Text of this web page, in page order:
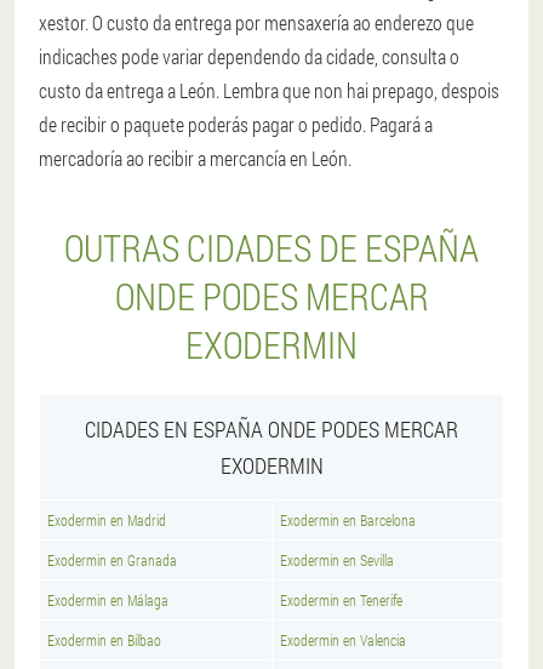
xestor. O custo da entrega por mensaxería ao enderezo que
indicaches pode variar dependendo da cidade, consulta o
custo da entrega a León. Lembra que non hai prepago, despois
de recibir o paquete poderás pagar o pedido. Pagará a
mercadoría ao recibir a mercancía en León.
OUTRAS CIDADES DE ESPAÑA
ONDE PODES MERCAR
EXODERMIN
CIDADES EN ESPAÑA ONDE PODES MERCAR
EXODERMIN
Exodermin en Madrid Exodermin en Barcelona
Exodermin en Granada Exodermin en Sevilla
Exodermin en Málaga Exodermin en Tenerife
Exodermin en Bilbao Exodermin en Valencia